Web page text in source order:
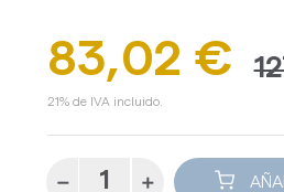
83,02 €
21% de IVA incluido.